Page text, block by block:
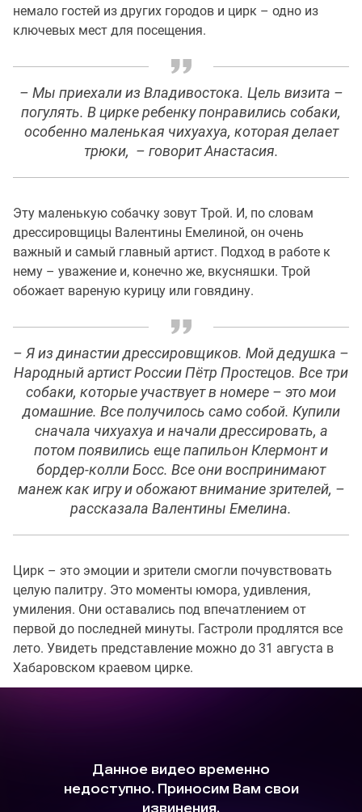
немало гостей из других городов и цирк – одно из
ключевых мест для посещения.
– Мы приехали из Владивостока. Цель визита –
погулять. В цирке ребенку понравились собаки,
особенно маленькая чихуахуа, которая делает
трюки, – говорит Анастасия.
Эту маленькую собачку зовут Трой. И, по словам
дрессировщицы Валентины Емелиной, он очень
важный и самый главный артист. Подход в работе к
нему – уважение и, конечно же, вкусняшки. Трой
обожает вареную курицу или говядину.
– Я из династии дрессировщиков. Мой дедушка –
Народный артист России Пётр Простецов. Все три
собаки, которые участвует в номере – это мои
домашние. Все получилось само собой. Купили
сначала чихуахуа и начали дрессировать, а
потом появились еще папильон Клермонт и
бордер-колли Босс. Все они воспринимают
манеж как игру и обожают внимание зрителей, –
рассказала Валентины Емелина.
Цирк – это эмоции и зрители смогли почувствовать
целую палитру. Это моменты юмора, удивления,
умиления. Они оставались под впечатлением от
первой до последней минуты. Гастроли продлятся все
лето. Увидеть представление можно до 31 августа в
Хабаровском краевом цирке.